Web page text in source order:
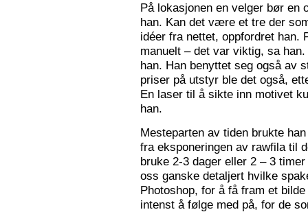
På lokasjonen en velger bør en
han. Kan det være et tre der
idéer fra nettet, oppfordret han.
manuelt – det var viktig, sa
han. Han benyttet seg også av
priser på utstyr ble det også,
En laser til å sikte inn motivet
han.
Mesteparten av tiden brukte
fra eksponeringen av rawfila til
bruke 2-3 dager eller 2 – 3
oss ganske detaljert hvilke
Photoshop, for å få fram et
intenst å følge med på, for de